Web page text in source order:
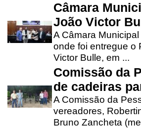
Câmara
João Victor
A Câmara
onde foi entregue o
Victor Bulle, em ...
Comissão da
de cadeiras
A Comissão da
vereadores,
Bruno Zancheta